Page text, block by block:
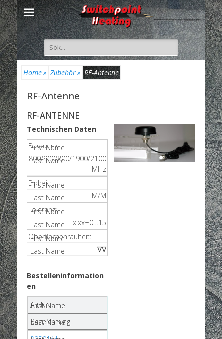
Suche
nach:
Home» Zubehör» RF-Antenne
RF-Antenne
RF-ANTENNE
Technischen Daten
Frequenz:
800/900/800/1900/2100
MHz
Einheit:
M/M
Toleranz:
x.xx±0…15
Oberflächenrauheit:
∇∇
Bestelleninformation
en
Art.Nr.
Bezeichnung